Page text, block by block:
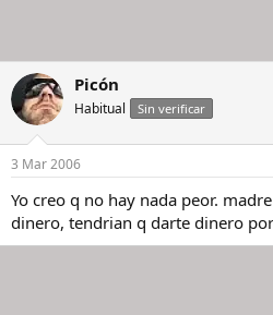
Picón
Habitual Sin verificar
3 Mar 2006
Yo creo q no hay nada peor.
dinero, tendrian q darte dinero